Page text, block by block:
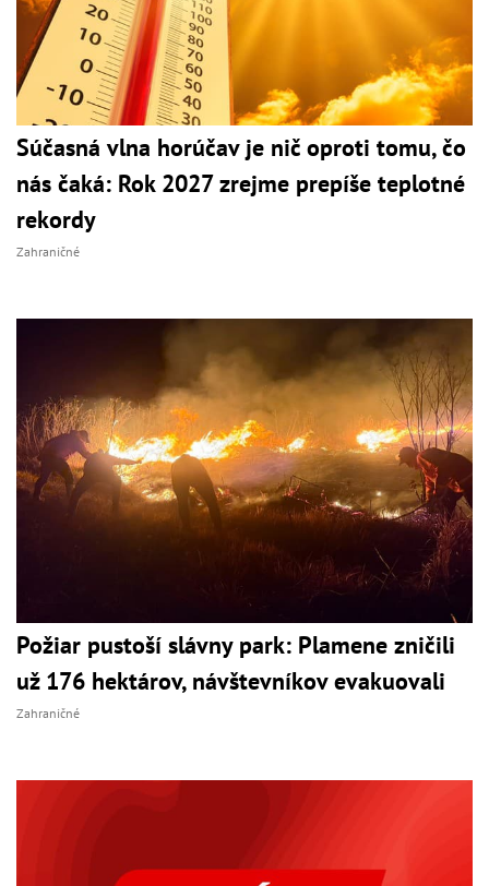
Súčasná vlna horúčav je nič oproti tomu, čo
nás čaká: Rok 2027 zrejme prepíše teplotné
rekordy
Zahraničné
Požiar pustoší slávny park: Plamene zničili
už 176 hektárov, návštevníkov evakuovali
Zahraničné